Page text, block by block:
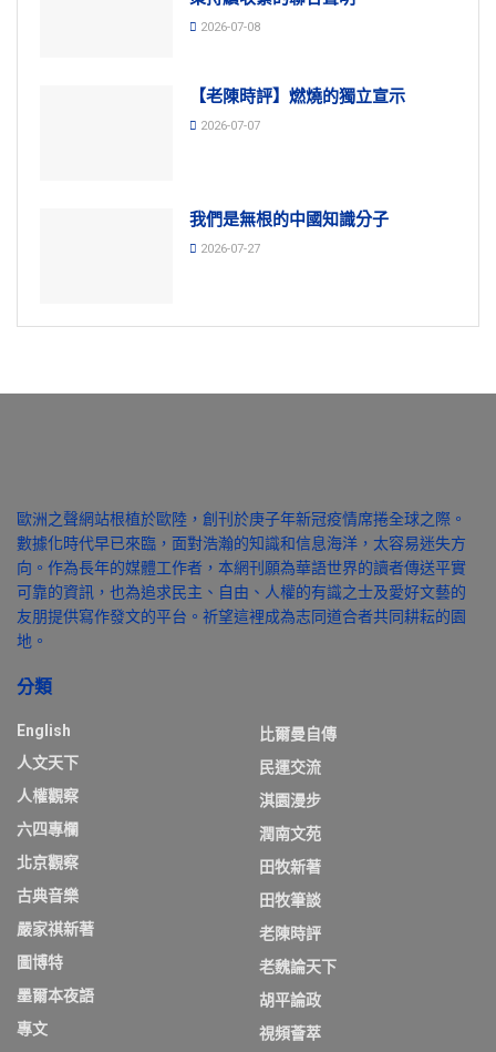
2026-07-08
【老陳時評】燃燒的獨立宣示
2026-07-07
我們是無根的中國知識分子
2026-07-27
歐洲之聲網站根植於歐陸，創刊於庚子年新冠疫情席捲全球之際。
數據化時代早已來臨，面對浩瀚的知識和信息海洋，太容易迷失方
向。作為長年的媒體工作者，本網刊願為華語世界的讀者傳送平實
可靠的資訊，也為追求民主、自由、人權的有識之士及愛好文藝的
友朋提供寫作發文的平台。祈望這裡成為志同道合者共同耕耘的園
地。
分類
English
人文天下
人權觀察
六四專欄
北京觀察
古典音樂
嚴家祺新著
圖博特
墨爾本夜語
專文
比爾曼自傳
民運交流
淇園漫步
潤南文苑
田牧新著
田牧筆談
老陳時評
老魏論天下
胡平論政
視頻薈萃